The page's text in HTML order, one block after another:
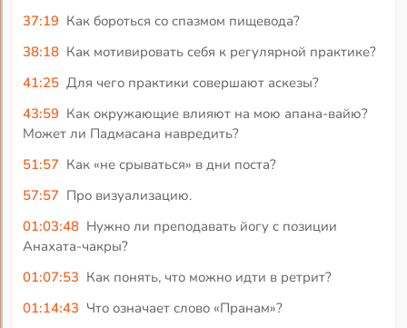
37:19 Как бороться со спазмом пищевода?
38:18 Как мотивировать себя к регулярной практике?
41:25 Для чего практики совершают аскезы?
43:59 Как окружающие влияют на мою апана-вайю?
Может ли Падмасана навредить?
51:57 Как «не срываться» в дни поста?
57:57 Про визуализацию.
01:03:48 Нужно ли преподавать йогу с позиции
Анахата-чакры?
01:07:53 Как понять, что можно идти в ретрит?
01:14:43 Что означает слово «Пранам»?